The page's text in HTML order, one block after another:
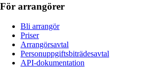
För arrangörer
Bli arrangör
Priser
Arrangörsavtal
Personuppgiftsbiträdesavtal
API-dokumentation